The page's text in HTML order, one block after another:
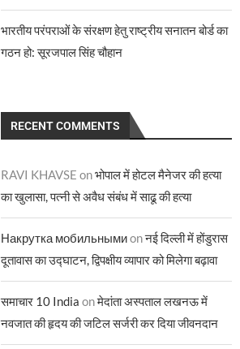
भारतीय परंपराओं के संरक्षण हेतु राष्ट्रीय सनातन बोर्ड का
गठन हो: सूरजपाल सिंह चौहान
RECENT COMMENTS
RAVI KHAVSE onभोपाल में होटल मैनेजर की हत्या
का खुलासा, पत्नी से अवैध संबंध में साढू की हत्या
Накрутка мобильнымиonनई दिल्ली में होंडुरास
दूतावास का उद्घाटन, द्विपक्षीय व्यापार को मिलेगा बढ़ावा
समाचार 10 India onमेदांता अस्पताल लखनऊ में
नवजात की हृदय की जटिल सर्जरी कर दिया जीवनदान